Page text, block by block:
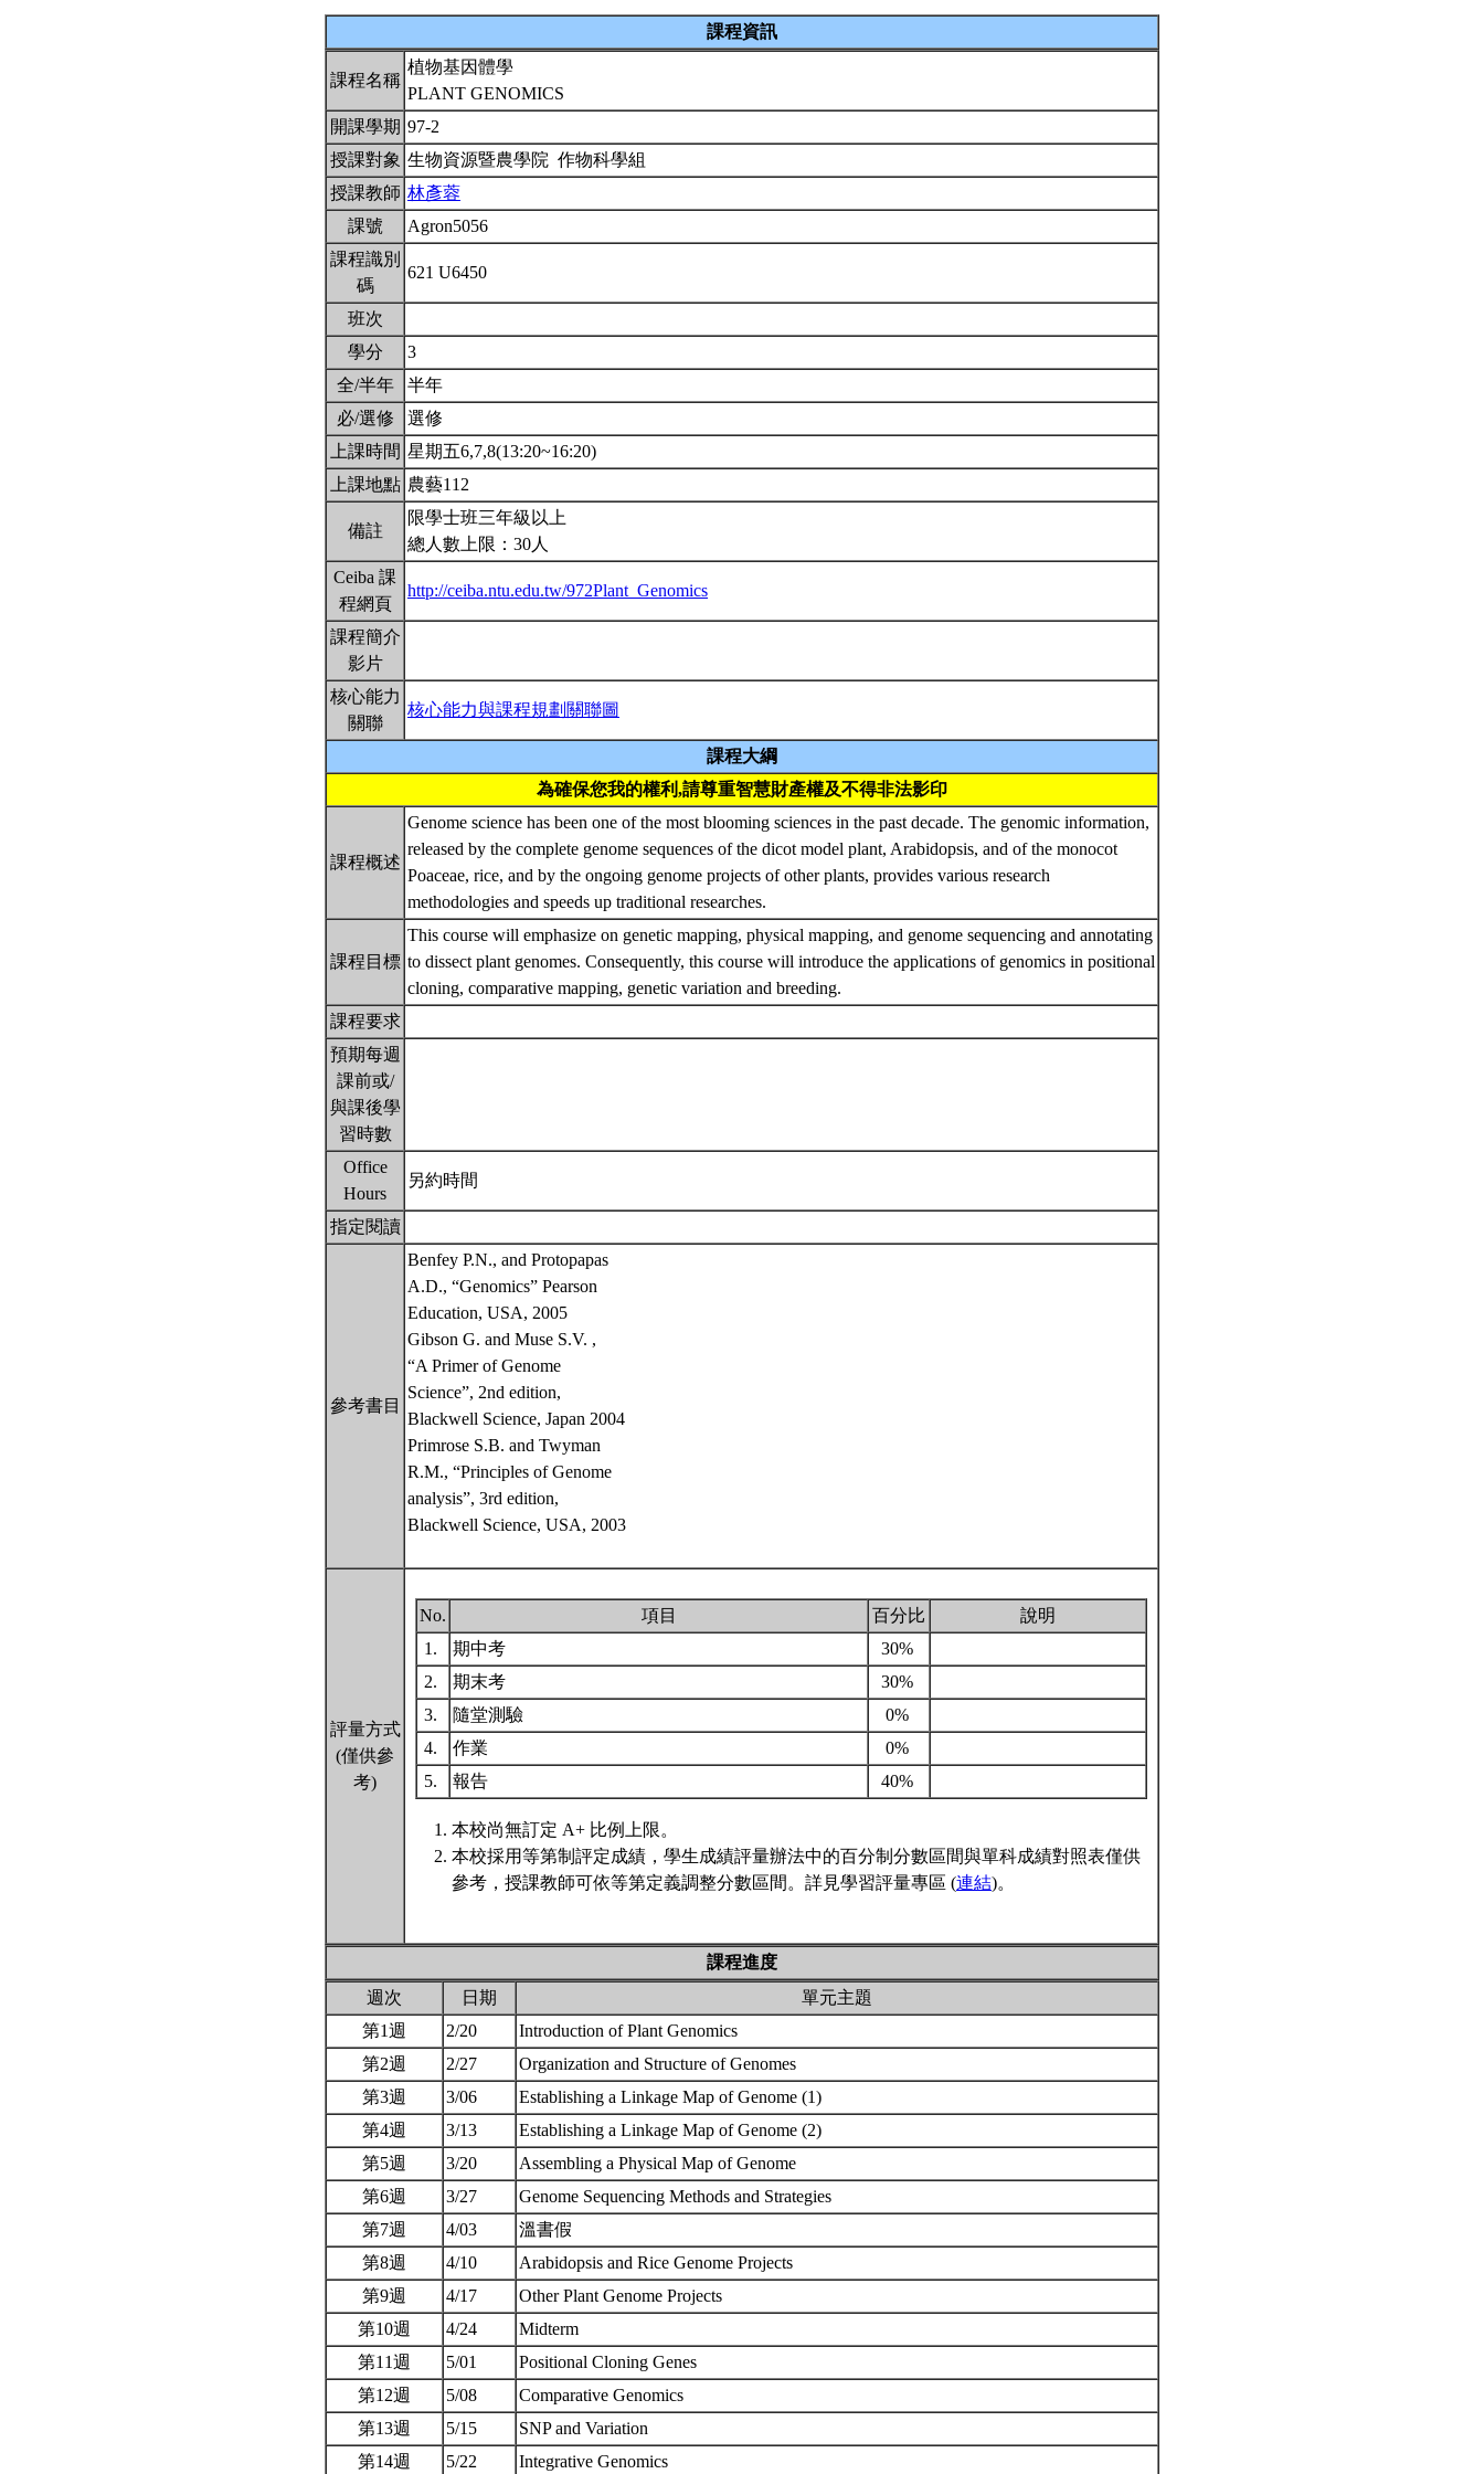
課程資訊
課程名稱
植物基因體學
PLANT GENOMICS
開課學期 97-2
授課對象 生物資源暨農學院 作物科學組
授課教師 林彥蓉
課號
Agron5056
課程識別
碼
621 U6450
班次
學分
3
全/半年
半年
必/選修
選修
上課時間 星期五6,7,8(13:20~16:20)
上課地點 農藝112
備註
限學士班三年級以上
總人數上限：30人
Ceiba 課
程網頁
http://ceiba.ntu.edu.tw/972Plant_Genomics
課程簡介
影片
核心能力
關聯
核心能力與課程規劃關聯圖
課程大綱
為確保您我的權利,請尊重智慧財產權及不得非法影印
課程概述
Genome science has been one of the most blooming sciences in the past decade. The genomic information,
released by the complete genome sequences of the dicot model plant, Arabidopsis, and of the monocot
Poaceae, rice, and by the ongoing genome projects of other plants, provides various research
methodologies and speeds up traditional researches.
課程目標
This course will emphasize on genetic mapping, physical mapping, and genome sequencing and annotating
to dissect plant genomes. Consequently, this course will introduce the applications of genomics in positional
cloning, comparative mapping, genetic variation and breeding.
課程要求
預期每週
課前或/
與課後學
習時數
Office
Hours
另約時間
指定閱讀
參考書目
Benfey P.N., and Protopapas
A.D., “Genomics” Pearson
Education, USA, 2005
Gibson G. and Muse S.V. ,
“A Primer of Genome
Science”, 2nd edition,
Blackwell Science, Japan 2004
Primrose S.B. and Twyman
R.M., “Principles of Genome
analysis”, 3rd edition,
Blackwell Science, USA, 2003
評量方式
(僅供參
考)
No. 項目 百分比
說明
1.
期中考
30%
2.
期末考
30%
3.
隨堂測驗
0%
4.
作業
0%
5.
報告 40%
本校尚無訂定 A+ 比例上限。
本校採用等第制評定成績，學生成績評量辦法中的百分制分數區間與單科成績對照表僅供
參考，授課教師可依等第定義調整分數區間。詳見學習評量專區 (連結)。
課程進度
週次
日期
單元主題
第1週
2/20
Introduction of Plant Genomics
第2週
2/27
Organization and Structure of Genomes
第3週
3/06
Establishing a Linkage Map of Genome (1)
第4週
3/13
Establishing a Linkage Map of Genome (2)
第5週
3/20
Assembling a Physical Map of Genome
第6週
3/27
Genome Sequencing Methods and Strategies
第7週
4/03
溫書假
第8週
4/10
Arabidopsis and Rice Genome Projects
第9週
4/17
Other Plant Genome Projects
第10週
4/24
Midterm
第11週
5/01
Positional Cloning Genes
第12週
5/08
Comparative Genomics
第13週
5/15
SNP and Variation
第14週
5/22 Integrative Genomics